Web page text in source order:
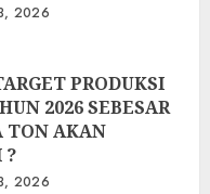
2026
PRODUKSI
2026 SEBESAR
TON AKAN
?
2026